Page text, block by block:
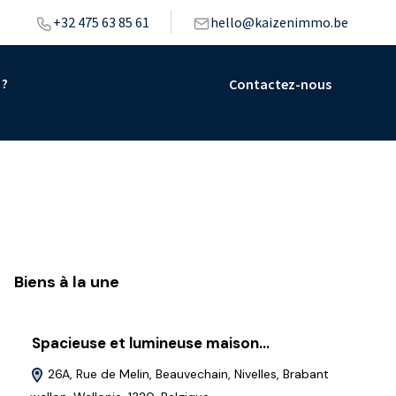
+32 475 63 85 61 hello@kaizenimmo.be
Contactez-nous
Biens à la une
Spacieuse et lumineuse maison…
26A, Rue de Melin, Beauvechain, Nivelles, Brabant